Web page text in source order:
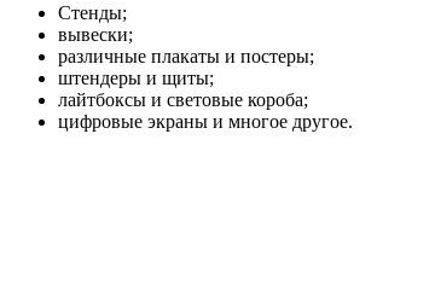
Стенды;
вывески;
различные плакаты и постеры;
штендеры и щиты;
лайтбоксы и световые короба;
цифровые экраны и многое другое.